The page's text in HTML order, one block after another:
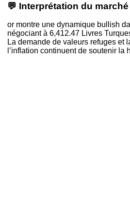
💬 Interprétation du marché
or montre une dynamique bullish
négociant à 6,412.47 Livres
La demande de valeurs refuges et
l’inflation continuent de soutenir la